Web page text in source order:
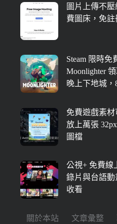
圖片上傳不
費圖床，免
Steam 限時免
Moonlighter
晚上下地城，
免費遊戲素材
放上萬張
圖檔
公視+ 免費線
錄片與台語
收看
關於本站 文章彙整